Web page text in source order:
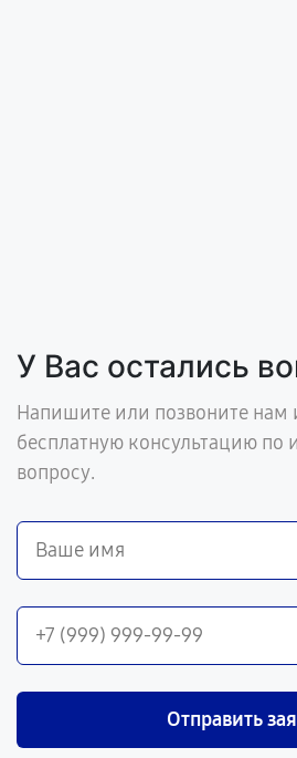
У Вас остались
Напишите или позвоните нам
бесплатную консультацию по
вопросу.
Отправить